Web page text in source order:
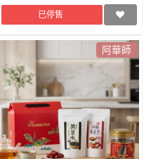
已停售
阿華師